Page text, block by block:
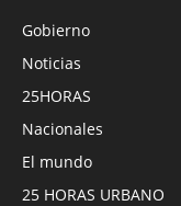
Gobierno
Noticias
25HORAS
Nacionales
El mundo
25 HORAS URBANO